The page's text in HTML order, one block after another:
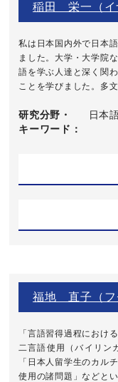
稲田 栄一（イ
私は日本国内外で日本
ました。大学・大学院
語を学ぶ人達と深く関
ことを学びました。多
研究分野・
キーワード
日本
福地 直子（フ
「言語習得過程におけ
二言語使用（バイリン
「日本人留学生のカル
使用の諸問題」などと